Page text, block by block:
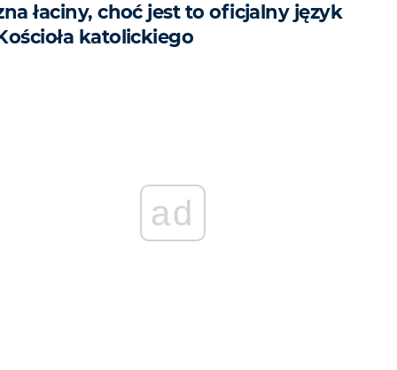
łaciny, choć jest to oficjalny język
katolickiego
ad